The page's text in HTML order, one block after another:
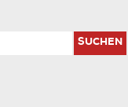
SUCHEN